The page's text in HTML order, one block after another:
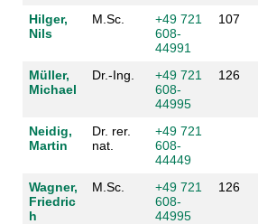
Hilger,
Nils
M.Sc.
+49 721
608-
44991
107
Müller,
Michael
Dr.-Ing.
+49 721
608-
44995
126
Neidig,
Martin
Dr. rer.
nat.
+49 721
608-
44449
Wagner,
Friedric
h
M.Sc.
+49 721
608-
44995
126